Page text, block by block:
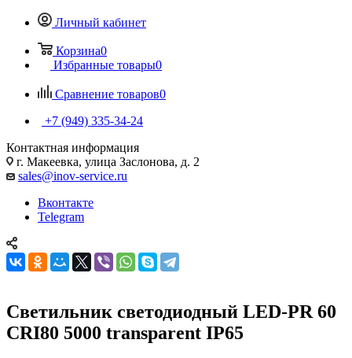
Личный кабинет
Корзина0
Избранные товары0
Сравнение товаров0
+7 (949) 335-34-24
Контактная информация
г. Макеевка, улица Заслонова, д. 2
sales@inov-service.ru
Вконтакте
Telegram
Светильник светодиодный LED-PR 60
CRI80 5000 transparent IP65